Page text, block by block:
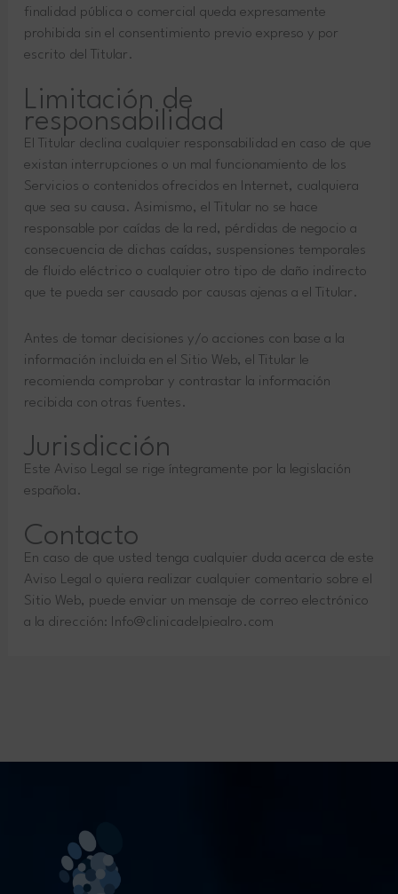
finalidad pública o comercial queda expresamente
prohibida sin el consentimiento previo expreso y por
escrito del Titular.
Limitación de
responsabilidad
El Titular declina cualquier responsabilidad en caso de que
existan interrupciones o un mal funcionamiento de los
Servicios o contenidos ofrecidos en Internet, cualquiera
que sea su causa. Asimismo, el Titular no se hace
responsable por caídas de la red, pérdidas de negocio a
consecuencia de dichas caídas, suspensiones temporales
de fluido eléctrico o cualquier otro tipo de daño indirecto
que te pueda ser causado por causas ajenas a el Titular.
Antes de tomar decisiones y/o acciones con base a la
información incluida en el Sitio Web, el Titular le
recomienda comprobar y contrastar la información
recibida con otras fuentes.
Jurisdicción
Este Aviso Legal se rige íntegramente por la legislación
española.
Contacto
En caso de que usted tenga cualquier duda acerca de este
Aviso Legal o quiera realizar cualquier comentario sobre el
Sitio Web, puede enviar un mensaje de correo electrónico
a la dirección: Info@clinicadelpiealro.com